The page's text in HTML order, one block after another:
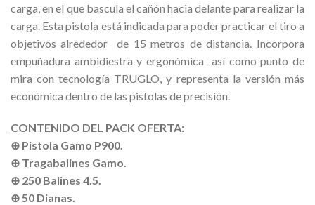
carga, en el que bascula el cañón hacia delante para realizar la
carga. Esta pistola está indicada para poder practicar el tiro a
objetivos alrededor de 15 metros de distancia. Incorpora
empuñadura ambidiestra y ergonómica así como punto de
mira con tecnología TRUGLO, y representa la versión más
económica dentro de las pistolas de precisión.
CONTENIDO DEL PACK OFERTA:
⊕ Pistola Gamo P900.
⊕ Tragabalines Gamo.
⊕ 250 Balines 4.5.
⊕ 50 Dianas.